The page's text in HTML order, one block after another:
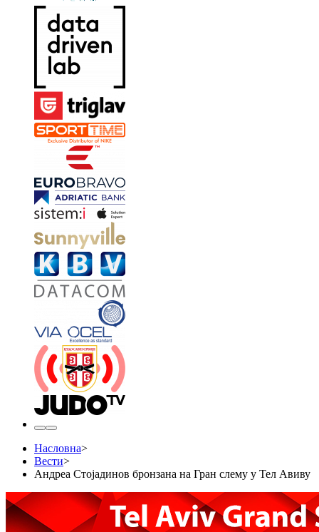
Насловна>
Вести>
Андреа Стојадинов бронзана на Гран слему у Тел Авиву